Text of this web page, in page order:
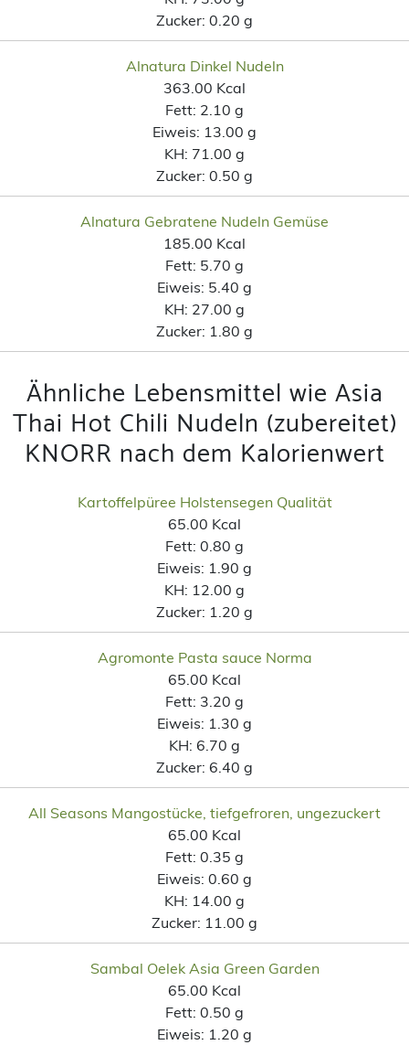
Zucker: 0.20 g
Alnatura Dinkel Nudeln
363.00 Kcal
Fett: 2.10 g
Eiweis: 13.00 g
KH: 71.00 g
Zucker: 0.50 g
Alnatura Gebratene Nudeln Gemüse
185.00 Kcal
Fett: 5.70 g
Eiweis: 5.40 g
KH: 27.00 g
Zucker: 1.80 g
Ähnliche Lebensmittel wie Asia
Thai Hot Chili Nudeln (zubereitet)
KNORR nach dem Kalorienwert
Kartoffelpüree Holstensegen Qualität
65.00 Kcal
Fett: 0.80 g
Eiweis: 1.90 g
KH: 12.00 g
Zucker: 1.20 g
Agromonte Pasta sauce Norma
65.00 Kcal
Fett: 3.20 g
Eiweis: 1.30 g
KH: 6.70 g
Zucker: 6.40 g
All Seasons Mangostücke, tiefgefroren, ungezuckert
65.00 Kcal
Fett: 0.35 g
Eiweis: 0.60 g
KH: 14.00 g
Zucker: 11.00 g
Sambal Oelek Asia Green Garden
65.00 Kcal
Fett: 0.50 g
Eiweis: 1.20 g